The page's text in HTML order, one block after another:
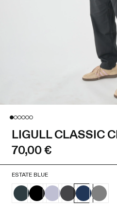
LIGULL CLASSIC
70,00 €
ESTATE BLUE